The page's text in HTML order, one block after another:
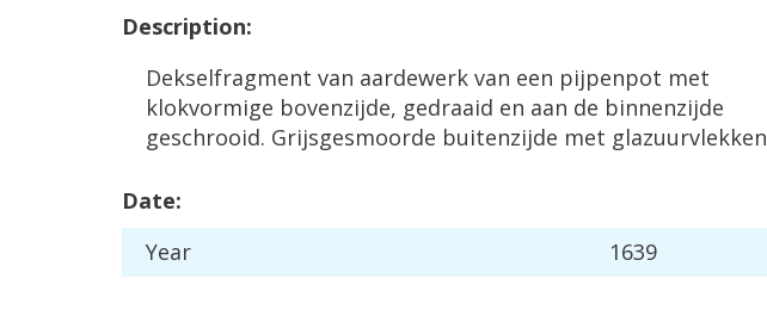
Description:
Dekselfragment van aardewerk van een pijpenpot met
klokvormige bovenzijde, gedraaid en aan de binnenzijde
geschrooid. Grijsgesmoorde buitenzijde met glazuurvlekken
Date:
Year
1639